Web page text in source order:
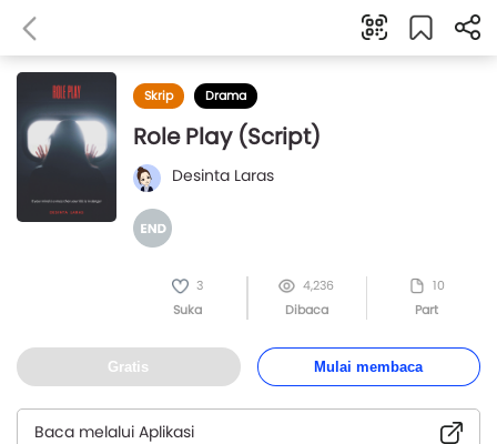
Skrip Drama
Role Play (Script)
Desinta Laras
3
Suka
4,236
Dibaca
10
Part
Gratis Mulai membaca
Baca melalui Aplikasi